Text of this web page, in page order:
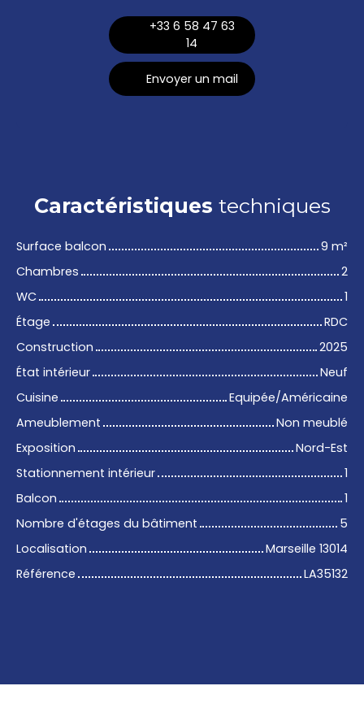
+33 6 58 47 63
14
Envoyer un mail
Caractéristiques techniques
Surface balcon 9 m²
Chambres
2
WC
1
Étage
RDC
Construction
2025
État intérieur
Neuf
Cuisine
Equipée/Américaine
Ameublement
Non meublé
Exposition
Nord-Est
Stationnement intérieur
1
Balcon
1
Nombre d'étages du bâtiment
5
Localisation
Marseille 13014
Référence
LA35132